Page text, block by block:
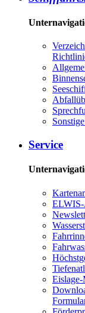
Service